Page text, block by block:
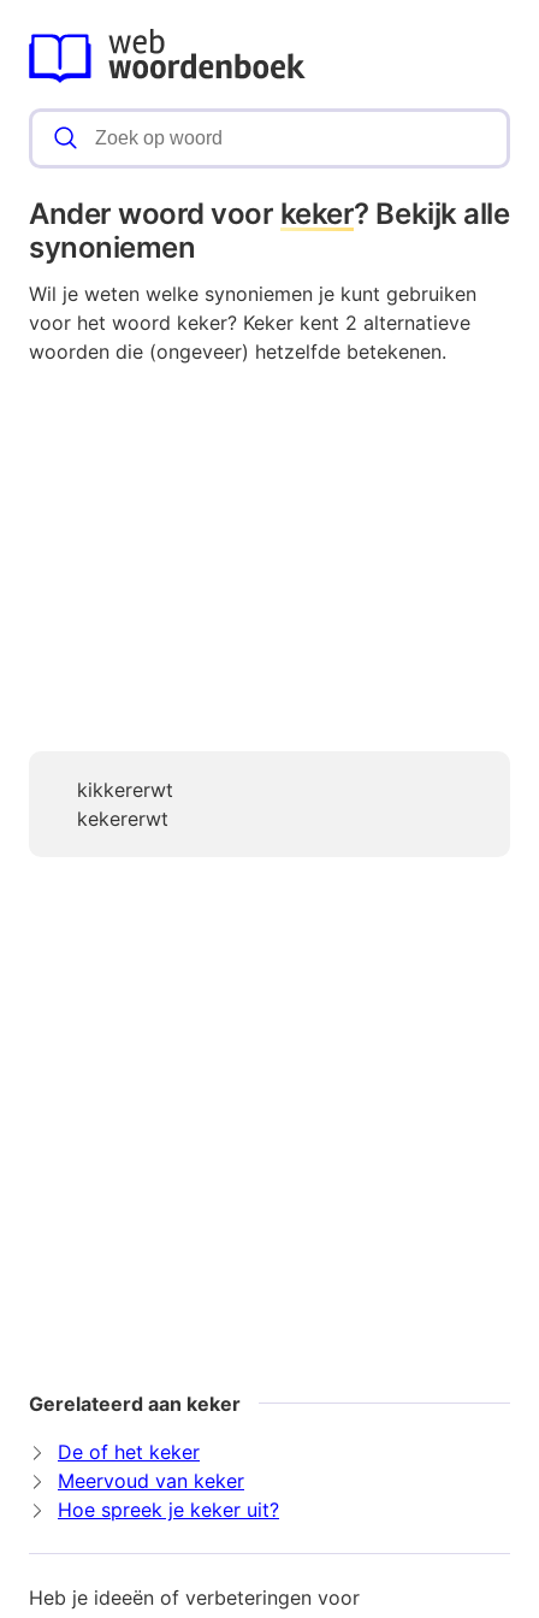
Ander woord voor keker? Bekijk alle
synoniemen
Wil je weten welke synoniemen je kunt gebruiken
voor het woord keker? Keker kent 2 alternatieve
woorden die (ongeveer) hetzelfde betekenen.
kikkererwt
kekererwt
Gerelateerd aan keker
De of het keker
Meervoud van keker
Hoe spreek je keker uit?
Heb je ideeën of verbeteringen voor